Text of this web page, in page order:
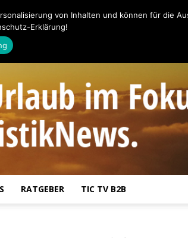
RATGEBER TIC TV B2B
von Inhalten und können für die
Erklärung!